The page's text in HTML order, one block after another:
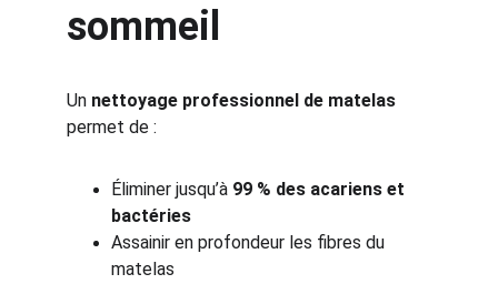
sommeil
Un nettoyage professionnel de matelas
permet de :
Éliminer jusqu’à 99 % des acariens et
bactéries
Assainir en profondeur les fibres du
matelas